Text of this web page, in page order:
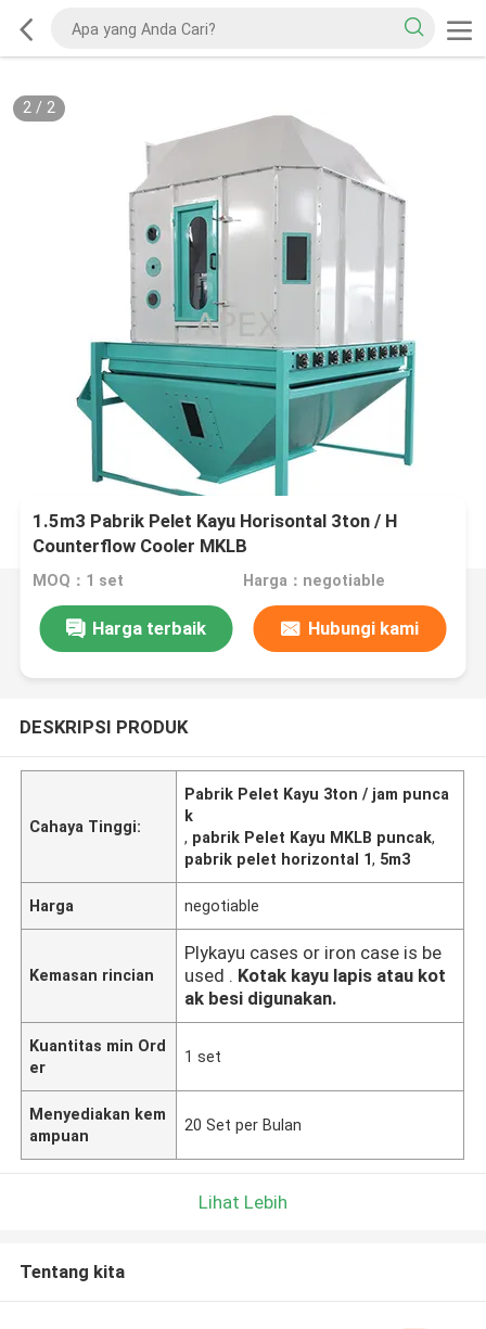
2/ 2
1.5m3 Pabrik Pelet Kayu Horisontal 3ton / H
Counterflow Cooler MKLB
MOQ：1 set Harga：negotiable
Harga terbaik Hubungi kami
DESKRIPSI PRODUK
Cahaya Tinggi:
Pabrik Pelet Kayu 3ton / jam punca
k
, pabrik Pelet Kayu MKLB puncak,
pabrik pelet horizontal 1, 5m3
Harga negotiable
Kemasan rincian
Plykayu cases or iron case is be
used . Kotak kayu lapis atau kot
ak besi digunakan.
Kuantitas min Ord
er
1 set
Menyediakan kem
ampuan
20 Set per Bulan
Lihat Lebih
Tentang kita